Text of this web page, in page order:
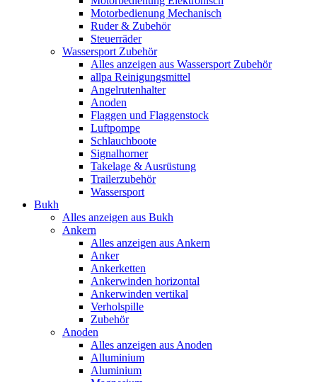
Motorbedienung Mechanisch
Ruder & Zubehör
Steuerräder
Wassersport Zubehör
Alles anzeigen aus Wassersport Zubehör
allpa Reinigungsmittel
Angelrutenhalter
Anoden
Flaggen und Flaggenstock
Luftpompe
Schlauchboote
Signalhorner
Takelage & Ausrüstung
Trailerzubehör
Wassersport
Bukh
Alles anzeigen aus Bukh
Ankern
Alles anzeigen aus Ankern
Anker
Ankerketten
Ankerwinden horizontal
Ankerwinden vertikal
Verholspille
Zubehör
Anoden
Alles anzeigen aus Anoden
Alluminium
Aluminium